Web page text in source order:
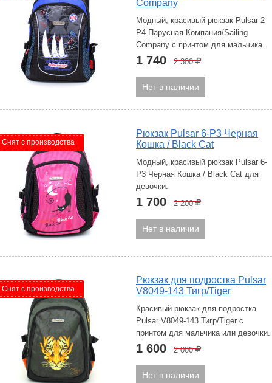
Company
Модный, красивый рюкзак Pulsar 2-
P4 Парусная Компания/Sailing
Company с принтом для мальчика.
1 740 2 300Р
Нет в наличии
Снят с производства
Рюкзак Pulsar 6-P3 Черная
Кошка / Black Cat
Модный, красивый рюкзак Pulsar 6-
P3 Черная Кошка / Black Cat для
девочки.
1 700 2 200Р
Нет в наличии
Снят с производства
Рюкзак для подростка Pulsar
V8049-143 Тигр/Tiger
Красивый рюкзак для подростка
Pulsar V8049-143 Тигр/Tiger с
принтом для мальчика или девочки.
1 600 2 000Р
Нет в наличии